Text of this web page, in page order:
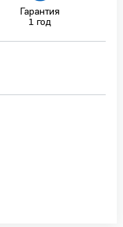
Гарантия
1 год